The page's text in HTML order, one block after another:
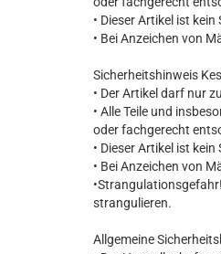
• Dieser Artikel ist
• Bei Anzeichen von
Sicherheitshinweis
• Der Artikel darf nur
• Alle Teile und
oder fachgerecht
• Dieser Artikel ist
• Bei Anzeichen von
strangulieren.
Allgemeine